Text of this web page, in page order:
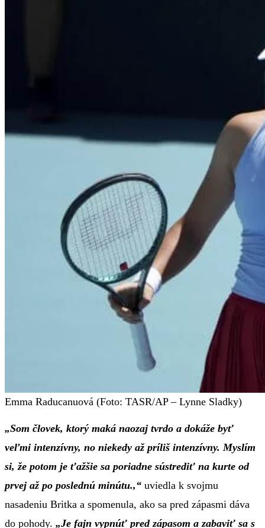
Emma Raducanuová (Foto: TASR/AP – Lynne Sladky)
„Som človek, ktorý maká naozaj tvrdo a dokáže byť
veľmi intenzívny, no niekedy až príliš intenzívny. Myslím
si, že potom je ťažšie sa poriadne sústrediť na kurte od
prvej až po poslednú minútu.,“ uviedla k svojmu
nasadeniu Britka a spomenula, ako sa pred zápasmi dáva
do pohody. „Je fajn vypnúť pred zápasom a zabaviť sa s